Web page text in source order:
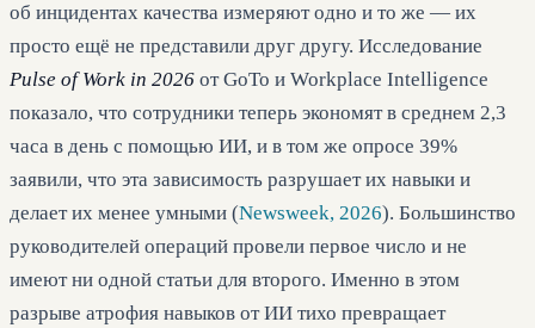
об инцидентах качества измеряют одно и то же — их
просто ещё не представили друг другу. Исследование
Pulse of Work in 2026 от GoTo и Workplace Intelligence
показало, что сотрудники теперь экономят в среднем 2,3
часа в день с помощью ИИ, и в том же опросе 39%
заявили, что эта зависимость разрушает их навыки и
делает их менее умными (Newsweek, 2026). Большинство
руководителей операций провели первое число и не
имеют ни одной статьи для второго. Именно в этом
разрыве атрофия навыков от ИИ тихо превращает